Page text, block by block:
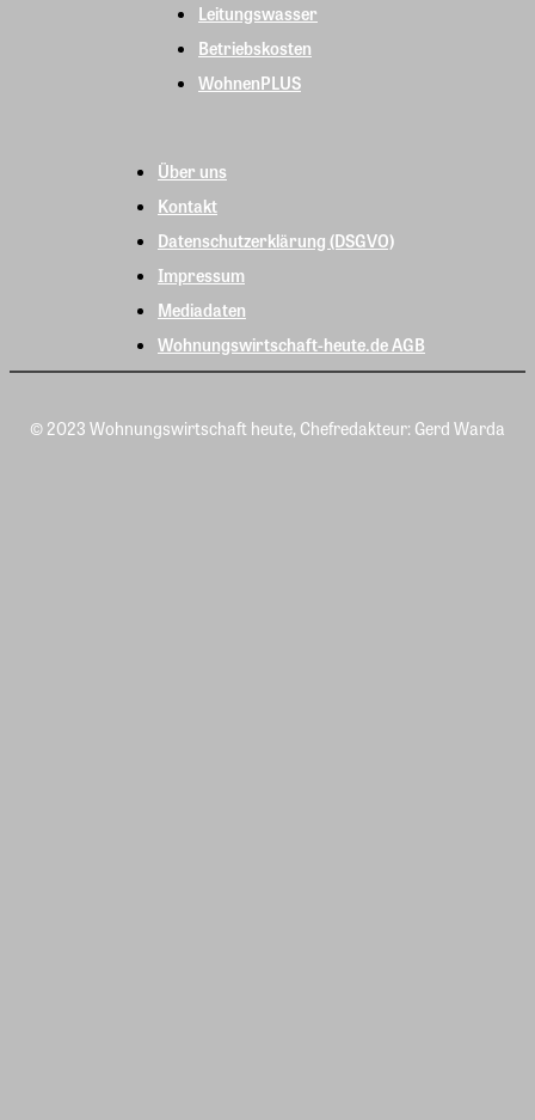
Leitungswasser
Betriebskosten
WohnenPLUS
Über uns
Kontakt
Datenschutzerklärung (DSGVO)
Impressum
Mediadaten
Wohnungswirtschaft-heute.de AGB
© 2023 Wohnungswirtschaft heute, Chefredakteur: Gerd Warda